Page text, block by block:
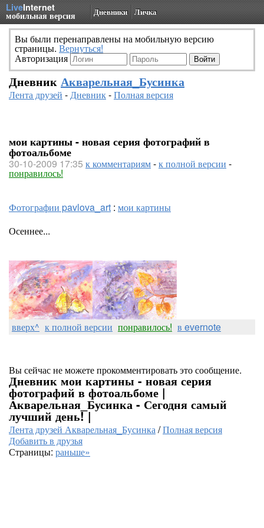
LiveInternet
мобильная версия Дневники Личка
Вы были перенаправлены на мобильную версию
страницы. Вернуться!
Авторизация
Дневник Акварельная_Бусинка
Лента друзей -Дневник-Полная версия
мои картины - новая серия фотографий в
фотоальбоме
30-10-2009 17:35 к комментариям-к полной версии -
понравилось!
Фотографии pavlova_art : мои картины
Осеннее...
вверх^ к полной версии понравилось! в evernote
Вы сейчас не можете прокомментировать это сообщение.
Дневник мои картины - новая серия
фотографий в фотоальбоме |
Акварельная_Бусинка - Сегодня самый
лучший день! |
Лента друзей Акварельная_Бусинка/Полная версия
Добавить в друзья
Страницы: раньше»